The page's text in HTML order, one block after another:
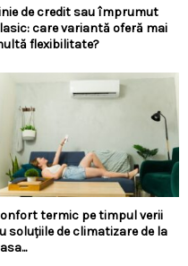
de credit sau împrumut
care variantă oferă mai
flexibilitate?
termic pe timpul verii
soluțiile de climatizare de la